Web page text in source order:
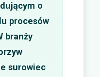
o
procesów
branży
surowiec